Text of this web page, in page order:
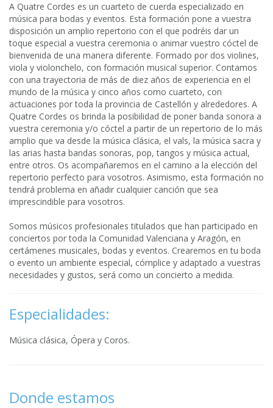
A Quatre Cordes es un cuarteto de cuerda especializado en
música para bodas y eventos. Esta formación pone a vuestra
disposición un amplio repertorio con el que podréis dar un
toque especial a vuestra ceremonia o animar vuestro cóctel de
bienvenida de una manera diferente. Formado por dos violines,
viola y violonchelo, con formación musical superior. Contamos
con una trayectoria de más de diez años de experiencia en el
mundo de la música y cinco años como cuarteto, con
actuaciones por toda la provincia de Castellón y alrededores. A
Quatre Cordes os brinda la posibilidad de poner banda sonora a
vuestra ceremonia y/o cóctel a partir de un repertorio de lo más
amplio que va desde la música clásica, el vals, la música sacra y
las arias hasta bandas sonoras, pop, tangos y música actual,
entre otros. Os acompañaremos en el camino a la elección del
repertorio perfecto para vosotros. Asimismo, esta formación no
tendrá problema en añadir cualquier canción que sea
imprescindible para vosotros.
Somos músicos profesionales titulados que han participado en
conciertos por toda la Comunidad Valenciana y Aragón, en
certámenes musicales, bodas y eventos. Crearemos en tu boda
o evento un ambiente especial, cómplice y adaptado a vuestras
necesidades y gustos, será como un concierto a medida.
Especialidades:
Música clásica, Ópera y Coros.
Donde estamos